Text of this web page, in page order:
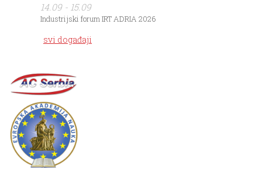
14.09 - 15.09
Industrijski forum IRT ADRIA 2026
svi događaji